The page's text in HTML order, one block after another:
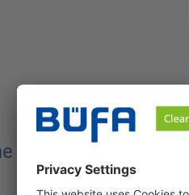
Merkmale